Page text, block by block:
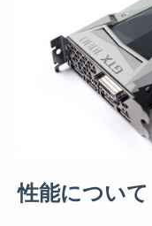
性能について